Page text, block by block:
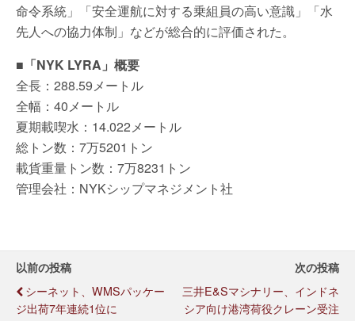
命令系統」「安全運航に対する乗組員の高い意識」「水
先人への協力体制」などが総合的に評価された。
■「NYK LYRA」概要
全長：288.59メートル
全幅：40メートル
夏期載喫水：14.022メートル
総トン数：7万5201トン
載貨重量トン数：7万8231トン
管理会社：NYKシップマネジメント社
以前の投稿
シーネット、WMSパッケー
ジ出荷7年連続1位に
次の投稿
三井E&Sマシナリー、インドネ
シア向け港湾荷役クレーン受注